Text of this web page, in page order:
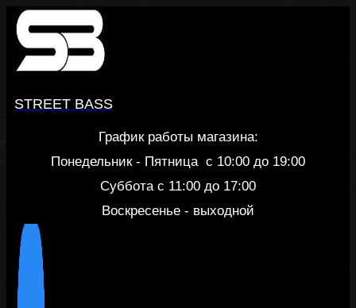
Перейти
содержанию
STREET BASS
График работы магазина:
Понедельник - Пятница c 10:00 до 19:00
Суббота с 11:00 до 17:00
Воскресенье - выходной